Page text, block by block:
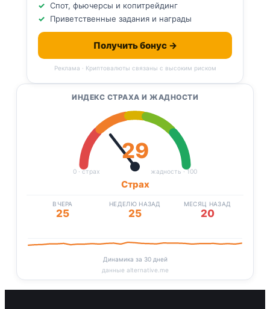
Спот, фьючерсы и копитрейдинг
Приветственные задания и награды
Получить бонус →
Реклама · Криптовалюты связаны с высоким риском
ИНДЕКС СТРАХА И ЖАДНОСТИ
0 · страх жадность · 100
29
Страх
ВЧЕРА
25
НЕДЕЛЮ НАЗАД
25
МЕСЯЦ НАЗАД
20
Динамика за 30 дней
данные alternative.me